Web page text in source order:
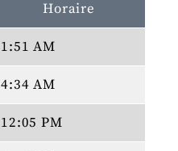
Horaire
1:51 AM
4:34 AM
12:05 PM